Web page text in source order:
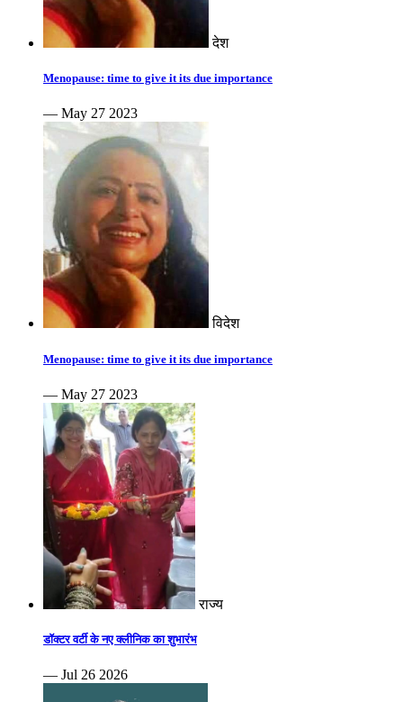
देश
Menopause: time to give it its due importance
— May 27 2023
विदेश
Menopause: time to give it its due importance
— May 27 2023
राज्य
डॉक्टर वर्टी के नए क्लीनिक का शुभारंभ
— Jul 26 2026